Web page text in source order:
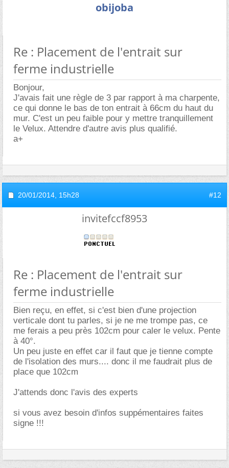
obijoba
Re : Placement de l'entrait sur
ferme industrielle
Bonjour,
J'avais fait une règle de 3 par rapport à ma charpente,
ce qui donne le bas de ton entrait à 66cm du haut du
mur. C'est un peu faible pour y mettre tranquillement
le Velux. Attendre d'autre avis plus qualifié.
a+
20/01/2014, 15h28 #12
invitefccf8953
Re : Placement de l'entrait sur
ferme industrielle
Bien reçu, en effet, si c'est bien d'une projection
verticale dont tu parles, si je ne me trompe pas, ce
me ferais a peu près 102cm pour caler le velux. Pente
à 40°.
Un peu juste en effet car il faut que je tienne compte
de l'isolation des murs.... donc il me faudrait plus de
place que 102cm
J'attends donc l'avis des experts
si vous avez besoin d'infos suppémentaires faites
signe !!!